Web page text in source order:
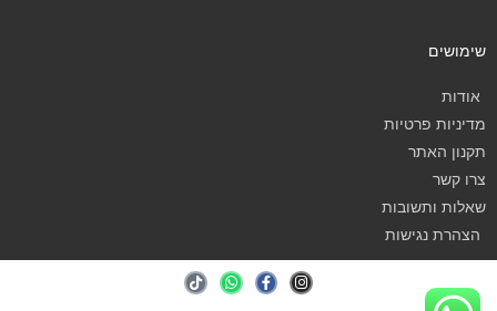
שימושים
אודות
מדיניות פרטיות
תקנון האתר
צרו קשר
שאלות ותשובות
הצהרת נגישות
I
n
F
a
W
h
T
i